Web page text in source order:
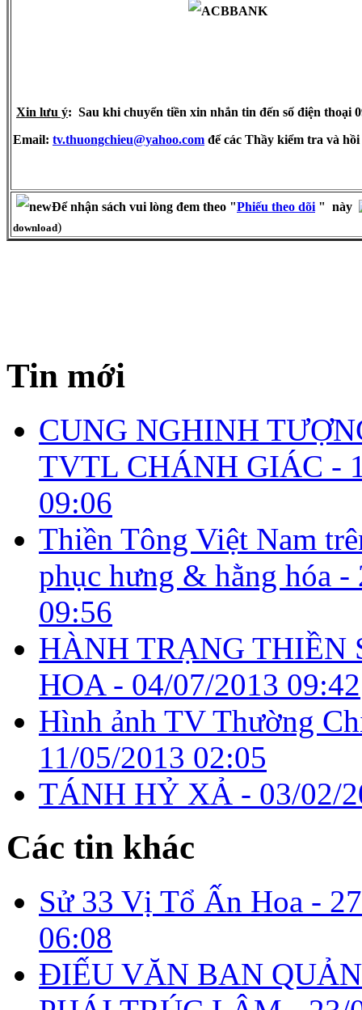
Xin lưu ý: Sau khi chuyển tiền xin nhắn tin đến số điện thoại
Email: tv.thuongchieu@yahoo.com để các Thầy kiểm tra và hồi
Để nhận sách vui lòng đem theo "Phiếu theo dõi " này
download)
Tin mới
CUNG NGHINH
TVTL CHÁNH GIÁC -
09:06
Thiền Tông Việt Nam
phục hưng & hằng hóa -
09:56
HÀNH TRẠNG THIỀN
HOA - 04/07/2013 09:42
Hình ảnh TV Thường
11/05/2013 02:05
TÁNH HỶ XẢ - 03/02/
Các tin khác
Sử 33 Vị Tổ Ấn Hoa -
06:08
ĐIẾU VĂN BAN